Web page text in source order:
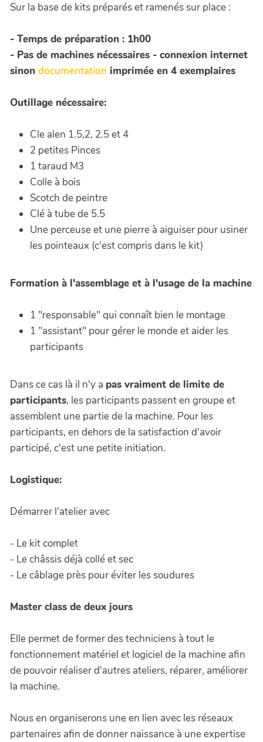
Sur la base de kits préparés et ramenés sur place :
- Temps de préparation : 1h00
- Pas de machines nécessaires - connexion internet
sinon documentation imprimée en 4 exemplaires
Outillage nécessaire:
Cle alen 1.5,2, 2.5 et 4
2 petites Pinces
1 taraud M3
Colle à bois
Scotch de peintre
Clé à tube de 5.5
Une perceuse et une pierre à aiguiser pour usiner
les pointeaux (c'est compris dans le kit)
Formation à l'assemblage et à l'usage de la machine
1 "responsable" qui connaît bien le montage
1 "assistant" pour gérer le monde et aider les
participants
Dans ce cas là il n'y a pas vraiment de limite de
participants, les participants passent en groupe et
assemblent une partie de la machine. Pour les
participants, en dehors de la satisfaction d'avoir
participé, c'est une petite initiation.
Logistique:
Démarrer l'atelier avec
- Le kit complet
- Le châssis déjà collé et sec
- Le câblage près pour éviter les soudures
Master class de deux jours
Elle permet de former des techniciens à tout le
fonctionnement matériel et logiciel de la machine afin
de pouvoir réaliser d'autres ateliers, réparer, améliorer
la machine.
Nous en organiserons une en lien avec les réseaux
partenaires afin de donner naissance à une expertise